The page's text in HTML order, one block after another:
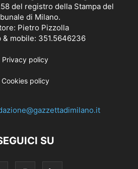
del registro della Stampa del
di Milano.
Pietro Pizzolla
& mobile: 351.5646236
Privacy policy
Cookies policy
SU